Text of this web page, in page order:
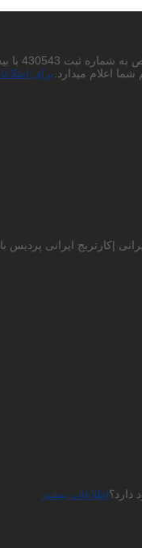
اعلام میدارد. برای
|کارتریج ایرانی
اطلاعات بیشتر